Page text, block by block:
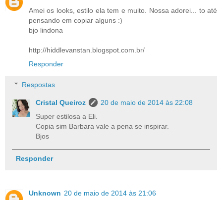
Amei os looks, estilo ela tem e muito. Nossa adorei... to até
pensando em copiar alguns :)
bjo lindona
http://hiddlevanstan.blogspot.com.br/
Responder
Respostas
Cristal Queiroz
20 de maio de 2014 às 22:08
Super estilosa a Eli.
Copia sim Barbara vale a pena se inspirar.
Bjos
Responder
Unknown 20 de maio de 2014 às 21:06